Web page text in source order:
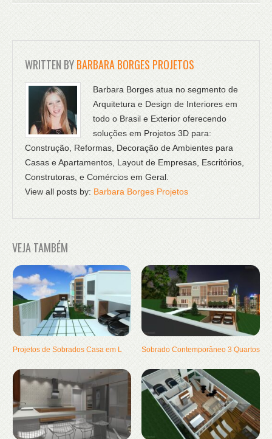
WRITTEN BYBARBARA BORGES PROJETOS
Barbara Borges atua no segmento de
Arquitetura e Design de Interiores em
todo o Brasil e Exterior oferecendo
soluções em Projetos 3D para:
Construção, Reformas, Decoração de Ambientes para
Casas e Apartamentos, Layout de Empresas, Escritórios,
Construtoras, e Comércios em Geral.
View all posts by: Barbara Borges Projetos
VEJA TAMBÉM
Projetos de Sobrados Casa em L Sobrado Contemporâneo 3 Quartos